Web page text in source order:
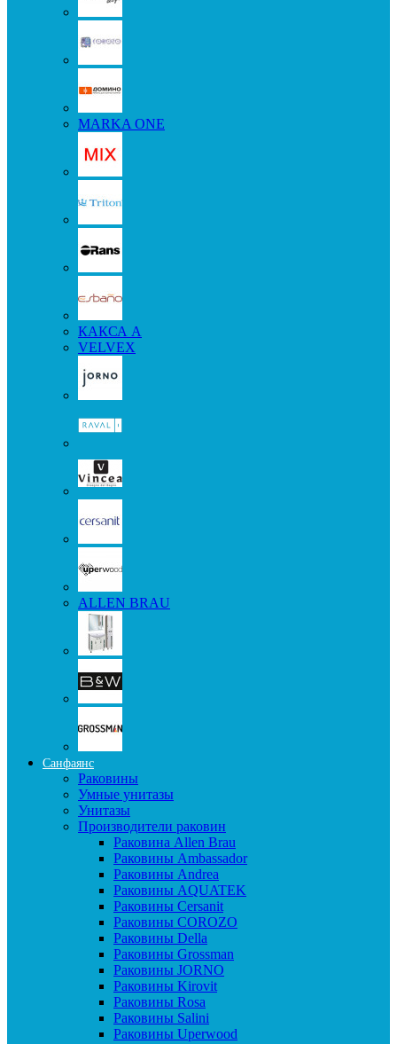
MARKA ONE
КАКСА А
VELVEX
ALLEN BRAU
Санфаянс
Раковины
Умные унитазы
Унитазы
Производители раковин
Раковина Allen Brau
Раковины Ambassador
Раковины Andrea
Раковины AQUATEK
Раковины Cersanit
Раковины COROZO
Раковины Della
Раковины Grossman
Раковины JORNO
Раковины Kirovit
Раковины Rosa
Раковины Salini
Раковины Uperwood